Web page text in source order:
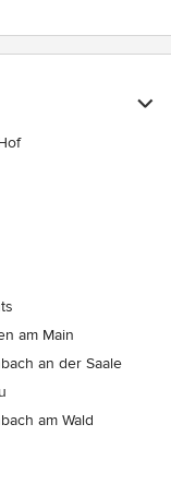
am Main
an der Saale
am Wald